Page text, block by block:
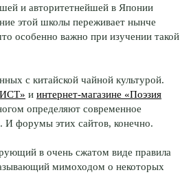
и авторитетнейшей в Японии
этой школы переживает нынче
особенно важно при изучении такой
с китайской чайной культурой.
и интернет-магазине «Поэзия
определяют современное
И форумы этих сайтов, конечно.
в очень сжатом виде правила
мимоходом о некоторых